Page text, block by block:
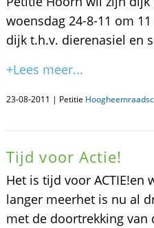
woensdag 24-8-11 om
dijk t.h.v. dierenasiel en
+Lees meer...
23-08-2011 | Petitie
Tijd voor Actie!
Het is tijd voor ACTIE!en
langer meerhet is nu al
met de doortrekking van